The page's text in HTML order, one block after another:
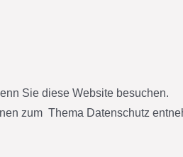
Sie diese Website besuchen.
zum Thema Datenschutz